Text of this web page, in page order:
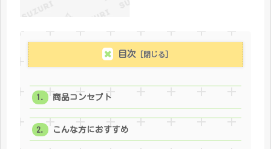
目次
商品コンセプト
こんな方におすすめ